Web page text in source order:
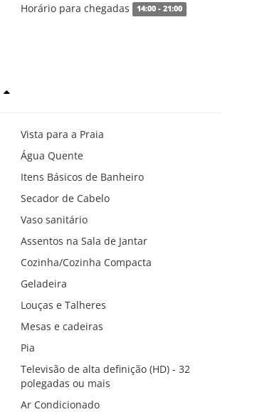
Horário para chegadas 14:00 - 21:00
Vista para a Praia
Água Quente
Itens Básicos de Banheiro
Secador de Cabelo
Vaso sanitário
Assentos na Sala de Jantar
Cozinha/Cozinha Compacta
Geladeira
Louças e Talheres
Mesas e cadeiras
Pia
Televisão de alta definição (HD) - 32
polegadas ou mais
Ar Condicionado